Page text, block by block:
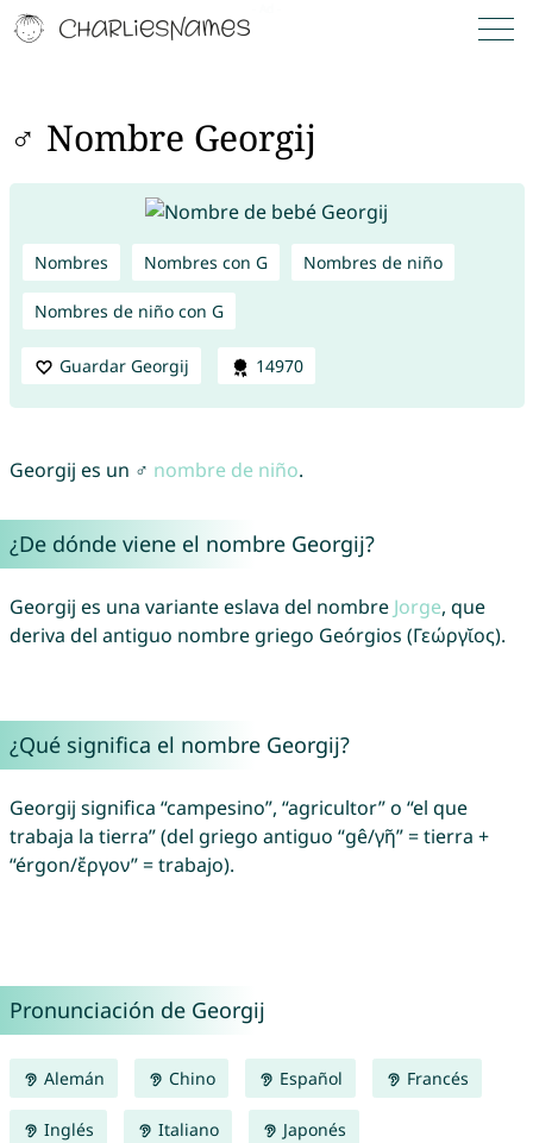
♂ Nombre Georgij
Nombres Nombres con G Nombres de niño
Nombres de niño con G
Guardar Georgij 14970
Georgij es un ♂ nombre de niño.
¿De dónde viene el nombre Georgij?
Georgij es una variante eslava del nombre Jorge, que
deriva del antiguo nombre griego Geórgios (Γεώργῐος).
¿Qué significa el nombre Georgij?
Georgij significa “campesino”, “agricultor” o “el que
trabaja la tierra” (del griego antiguo “gê/γῆ” = tierra +
“érgon/ἔργον” = trabajo).
Pronunciación de Georgij
Alemán Chino Español Francés
Inglés Italiano Japonés